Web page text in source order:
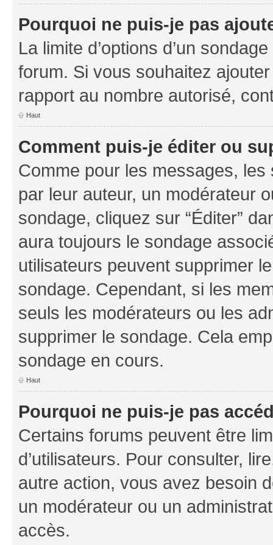
Pourquoi ne puis-je pas
La limite d’options d’un
forum. Si vous souhaitez
rapport au nombre autorisé,
Haut
Comment puis-je éditer ou
Comme pour les messages,
par leur auteur, un modérateur
sondage, cliquez sur “Éditer”
aura toujours le sondage
utilisateurs peuvent supprimer
sondage. Cependant, si les
seuls les modérateurs ou les
supprimer le sondage. Cela
sondage en cours.
Haut
Pourquoi ne puis-je pas
Certains forums peuvent être
d’utilisateurs. Pour consulter,
autre action, vous avez besoin
un modérateur ou un
accès.